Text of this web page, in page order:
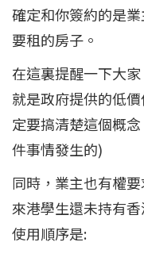
確定和你簽約的是
要租的房子。
在這裏提醒一下大
就是政府提供的低
定要搞清楚這個概
件事情發生的)
同時，業主也有權
來港學生還未持有
使用順序是: